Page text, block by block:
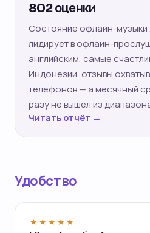
802 оценки
Состояние офлайн-музыки
лидирует в офлайн-
английским, самые
Индонезии, отзывы
телефонов — а месячный
разу не вышел из
Читать отчёт →
Удобство
★★★★★